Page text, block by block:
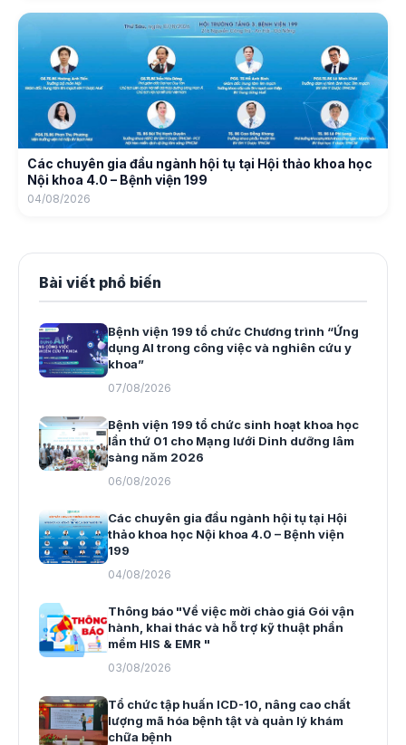
Các chuyên gia đầu ngành hội tụ tại Hội thảo khoa học
Nội khoa 4.0 – Bệnh viện 199
04/08/2026
Bài viết phổ biến
Bệnh viện 199 tổ chức Chương trình “Ứng
dụng AI trong công việc và nghiên cứu y
khoa”
07/08/2026
Bệnh viện 199 tổ chức sinh hoạt khoa học
lần thứ 01 cho Mạng lưới Dinh dưỡng lâm
sàng năm 2026
06/08/2026
Các chuyên gia đầu ngành hội tụ tại Hội
thảo khoa học Nội khoa 4.0 – Bệnh viện
199
04/08/2026
Thông báo "Về việc mời chào giá Gói vận
hành, khai thác và hỗ trợ kỹ thuật phần
mềm HIS & EMR "
03/08/2026
Tổ chức tập huấn ICD-10, nâng cao chất
lượng mã hóa bệnh tật và quản lý khám
chữa bệnh